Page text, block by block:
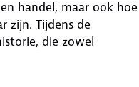
handel, maar ook hoe
zijn. Tijdens de
die zowel